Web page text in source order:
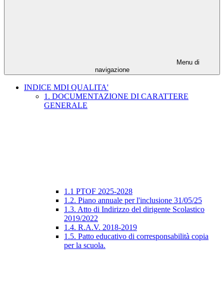
Menu di
navigazione
INDICE MDI QUALITA'
1. DOCUMENTAZIONE DI CARATTERE
GENERALE
1.1 PTOF 2025-2028
1.2. Piano annuale per l'inclusione 31/05/25
1.3. Atto di Indirizzo del dirigente Scolastico
2019/2022
1.4. R.A.V. 2018-2019
1.5. Patto educativo di corresponsabilità copia
per la scuola.